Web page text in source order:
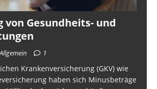
von Gesundheits- und
1
Krankenversicherung (GKV) wie
haben sich Minusbeträge